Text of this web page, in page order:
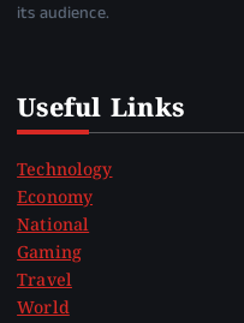
its audience.
Useful Links
Technology
Economy
National
Gaming
Travel
World